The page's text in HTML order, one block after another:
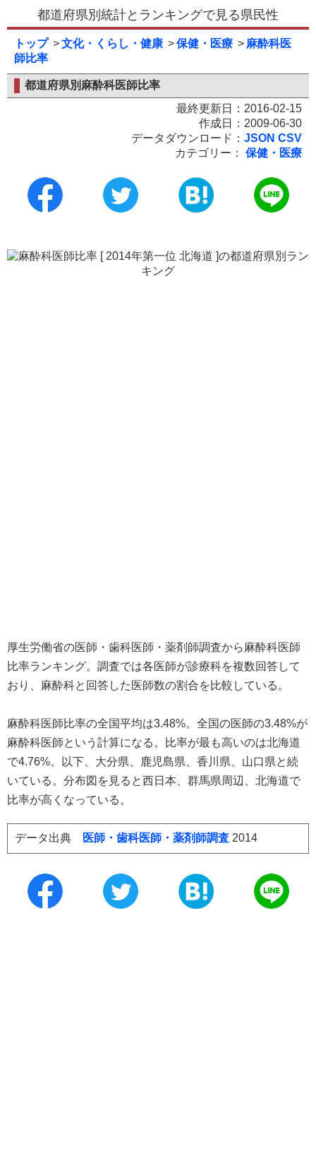
都道府県別統計とランキングで見る県民性
トップ 文化・くらし・健康 保健・医療
麻酔科医
師比率
都道府県別麻酔科医師比率
最終更新日：2016-02-15
作成日：2009-06-30
データダウンロード： JSON CSV
カテゴリー：
保健・医療
厚生労働省の医師・歯科医師・薬剤師調査から麻酔科医師
比率ランキング。調査では各医師が診療科を複数回答して
おり、麻酔科と回答した医師数の割合を比較している。
麻酔科医師比率の全国平均は3.48%。全国の医師の3.48%が
麻酔科医師という計算になる。比率が最も高いのは北海道
で4.76%。以下、大分県、鹿児島県、香川県、山口県と続
いている。分布図を見ると西日本、群馬県周辺、北海道で
比率が高くなっている。
データ出典 医師・歯科医師・薬剤師調査 2014